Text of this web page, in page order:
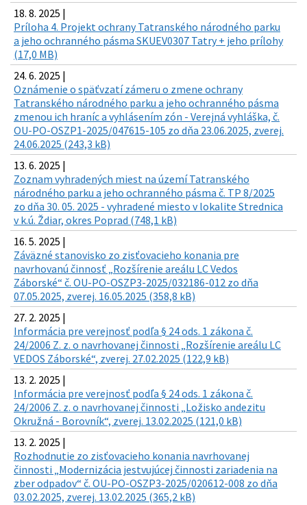
18. 8. 2025 |
Príloha 4. Projekt ochrany Tatranského národného parku
a jeho ochranného pásma SKUEV0307 Tatry + jeho prílohy
(17,0 MB)
24. 6. 2025 |
Oznámenie o späťvzatí zámeru o zmene ochrany
Tatranského národného parku a jeho ochranného pásma
zmenou ich hraníc a vyhlásením zón - Verejná vyhláška, č.
OU-PO-OSZP1-2025/047615-105 zo dňa 23.06.2025, zverej.
24.06.2025 (243,3 kB)
13. 6. 2025 |
Zoznam vyhradených miest na území Tatranského
národného parku a jeho ochranného pásma č. TP 8/2025
zo dňa 30. 05. 2025 - vyhradené miesto v lokalite Strednica
v k.ú. Ždiar, okres Poprad (748,1 kB)
16. 5. 2025 |
Záväzné stanovisko zo zisťovacieho konania pre
navrhovanú činnosť „Rozšírenie areálu LC Vedos
Záborské“ č. OU-PO-OSZP3-2025/032186-012 zo dňa
07.05.2025, zverej. 16.05.2025 (358,8 kB)
27. 2. 2025 |
Informácia pre verejnosť podľa § 24 ods. 1 zákona č.
24/2006 Z. z. o navrhovanej činnosti „Rozšírenie areálu LC
VEDOS Záborské“, zverej. 27.02.2025 (122,9 kB)
13. 2. 2025 |
Informácia pre verejnosť podľa § 24 ods. 1 zákona č.
24/2006 Z. z. o navrhovanej činnosti „Ložisko andezitu
Okružná - Borovník“, zverej. 13.02.2025 (121,0 kB)
13. 2. 2025 |
Rozhodnutie zo zisťovacieho konania navrhovanej
činnosti „Modernizácia jestvujúcej činnosti zariadenia na
zber odpadov“ č. OU-PO-OSZP3-2025/020612-008 zo dňa
03.02.2025, zverej. 13.02.2025 (365,2 kB)